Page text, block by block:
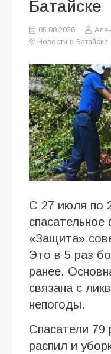
Батайске
05.08.2026
Новости в Батайске
С 27 июля по
«Защита»
Это в 5 раз
ранее.
связана с
непогоды.
Спасатели 79
распил и